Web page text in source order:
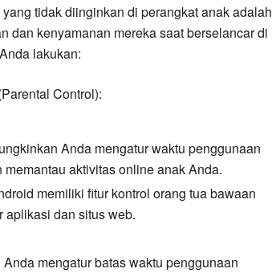
tidak diinginkan di perangkat anak adalah
dan kenyamanan mereka saat berselancar di
lakukan:
Control):
Anda mengatur waktu penggunaan
aktivitas online anak Anda.
memiliki fitur kontrol orang tua bawaan
aplikasi dan situs web.
mengatur batas waktu penggunaan